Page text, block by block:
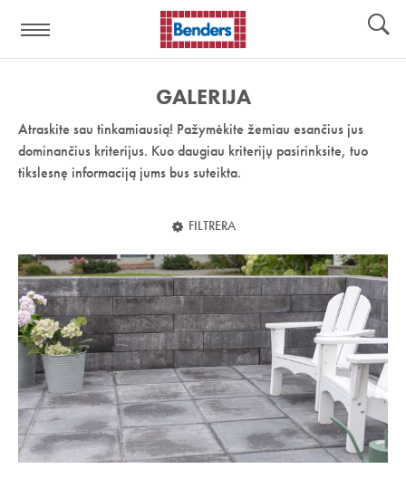
nuoroda:
GALERIJA
Atraskite sau tinkamiausią! Pažymėkite žemiau esančius jus
dominančius kriterijus. Kuo daugiau kriterijų pasirinksite, tuo
tikslesnę informaciją jums bus suteikta.
FILTRERA